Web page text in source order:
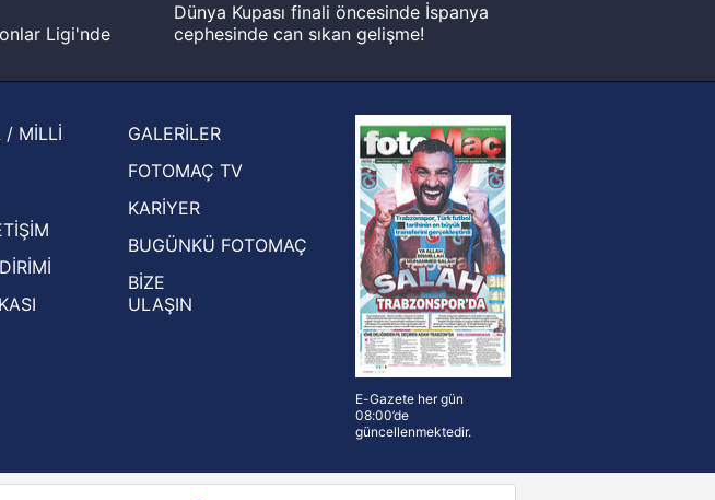
Ligi'nde
Ligi'nde 3. Ön
belli oldu!
Dünya Kupası finali öncesinde İspanya
cephesinde can sıkan gelişme!
Hernan Crespo, Meksika Ligi
ekiplerinden Atlas'ın yeni teknik direktörü
oldu
/ MİLLİ
GALERİLER
FOTOMAÇ TV
KARİYER
BUGÜNKÜ FOTOMAÇ
BİZE
ULAŞIN
E-Gazete her gün
08:00’de
güncellenmektedir.